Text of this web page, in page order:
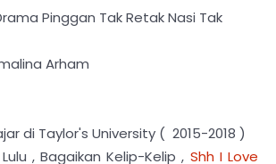
Pinggan Tak Retak Nasi Tak
Arham
di Taylor's University ( 2015-2018 )
, Bagaikan Kelip-Kelip , Shh I Love